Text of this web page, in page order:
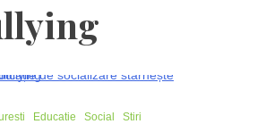
Educatie Social Stiri